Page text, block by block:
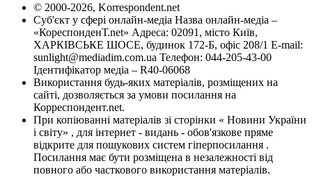
© 2000-2026, Korrespondent.net
Суб'єкт у сфері онлайн-медіа Назва онлайн-медіа –
«КореспонденТ.net» Адреса: 02091, місто Київ,
ХАРКІВСЬКЕ ШОСЕ, будинок 172-Б, офіс 208/1 E-mail:
sunlight@mediadim.com.ua Телефон: 044-205-43-00
Ідентифікатор медіа – R40-06068
Використання будь-яких матеріалів, розміщених на
сайті, дозволяється за умови посилання на
Корреспондент.net.
При копіюванні матеріалів зі сторінки « Новини України
і світу» , для інтернет - видань - обов'язкове пряме
відкрите для пошукових систем гіперпосилання .
Посилання має бути розміщена в незалежності від
повного або часткового використання матеріалів.